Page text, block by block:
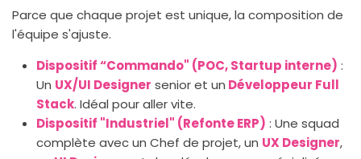
Parce que chaque projet est unique, la composition de
l'équipe s'ajuste.
Dispositif “Commando" (POC, Startup interne) :
Un UX/UI Designer senior et un Développeur Full
Stack. Idéal pour aller vite.
Dispositif "Industriel" (Refonte ERP) : Une squad
complète avec un Chef de projet, un UX Designer,